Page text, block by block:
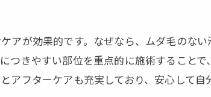
アが効果的です。なぜなら、ムダ毛のな
きやすい部位を重点的に施術すること
フターケアも充実しており、安心して自